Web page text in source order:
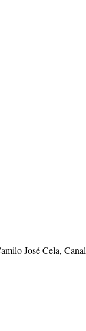
José Cela,